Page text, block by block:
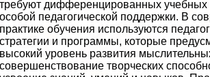
требуют дифференцированных учебных
особой педагогической поддержки. В
пpaктике обучения используются
стратегии и программы, которые
высокий уровень развития
совершенствование творческих